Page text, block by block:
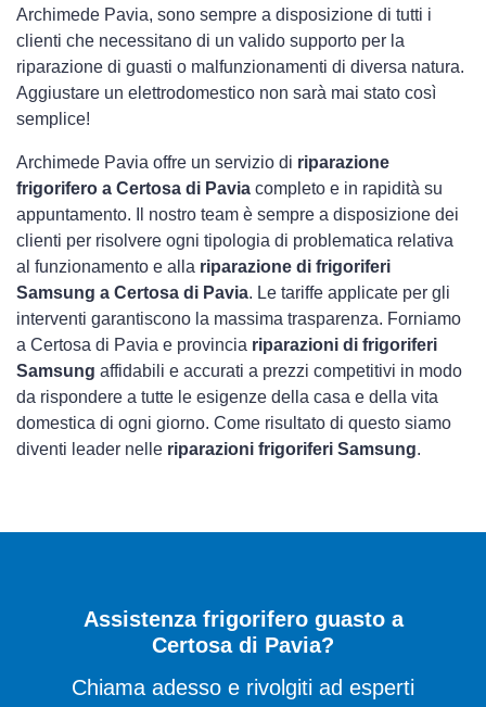
Archimede Pavia, sono sempre a disposizione di tutti i
clienti che necessitano di un valido supporto per la
riparazione di guasti o malfunzionamenti di diversa natura.
Aggiustare un elettrodomestico non sarà mai stato così
semplice!
Archimede Pavia offre un servizio di riparazione
frigorifero a Certosa di Pavia completo e in rapidità su
appuntamento. Il nostro team è sempre a disposizione dei
clienti per risolvere ogni tipologia di problematica relativa
al funzionamento e alla riparazione di frigoriferi
Samsung a Certosa di Pavia. Le tariffe applicate per gli
interventi garantiscono la massima trasparenza. Forniamo
a Certosa di Pavia e provincia riparazioni di frigoriferi
Samsung affidabili e accurati a prezzi competitivi in modo
da rispondere a tutte le esigenze della casa e della vita
domestica di ogni giorno. Come risultato di questo siamo
diventi leader nelle riparazioni frigoriferi Samsung.
Assistenza frigorifero guasto a
Certosa di Pavia?
Chiama adesso e rivolgiti ad esperti